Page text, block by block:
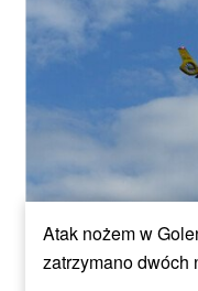
Atak nożem w
zatrzymano dwóch